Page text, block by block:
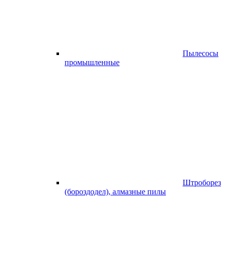
Пылесосы
промышленные
Штроборез
(бороздодел), алмазные пилы